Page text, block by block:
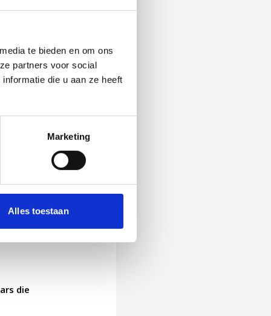
te bieden en om ons
partners voor social
die u aan ze heeft
Marketing
Alles toestaan
zij de vraag
die